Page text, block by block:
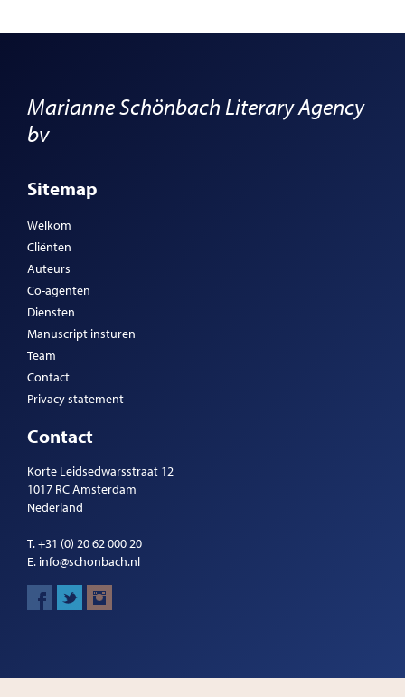
Marianne Schönbach Literary Agency
bv
Sitemap
Welkom
Cliënten
Auteurs
Co-agenten
Diensten
Manuscript insturen
Team
Contact
Privacy statement
Contact
Korte Leidsedwarsstraat 12
1017 RC Amsterdam
Nederland
T.+31 (0) 20 62 000 20
E. info@schonbach.nl